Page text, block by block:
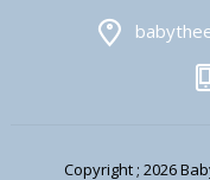
Copyright ; 2026